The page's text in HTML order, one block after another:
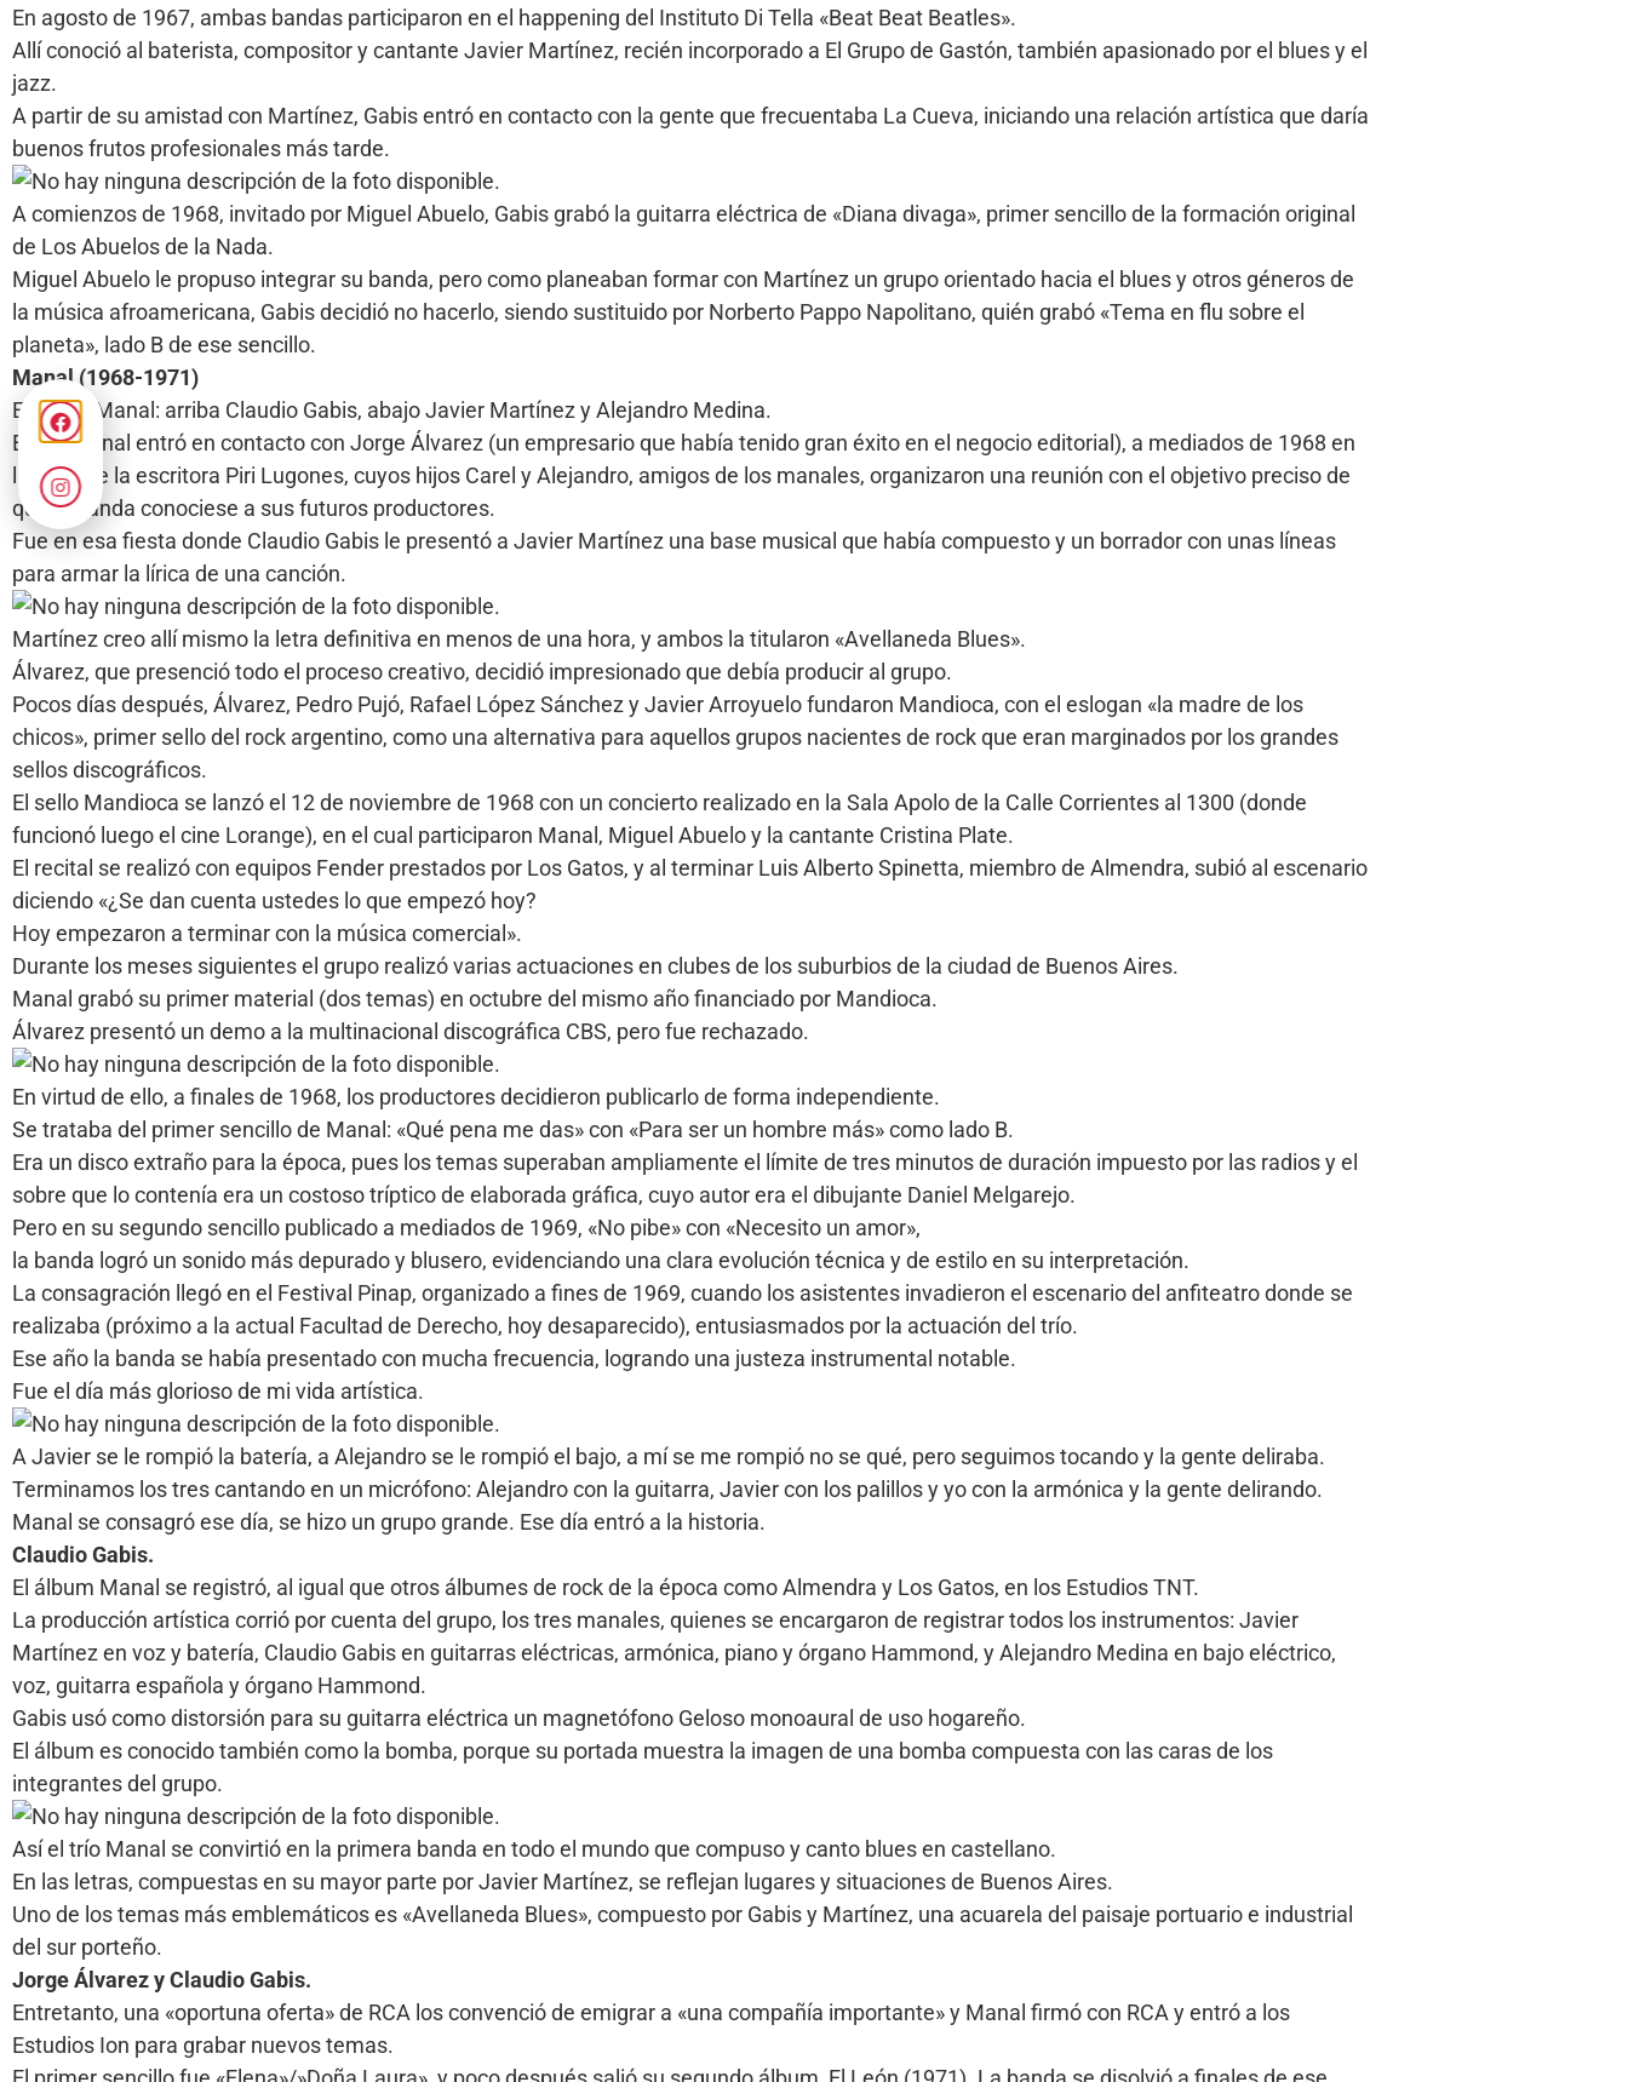
En agosto de 1967, ambas bandas participaron en el happening del Instituto Di Tella «Beat Beat Beatles».
Allí conoció al baterista, compositor y cantante Javier Martínez, recién incorporado a El Grupo de Gastón, también apasionado por el blues y el
jazz.
A partir de su amistad con Martínez, Gabis entró en contacto con la gente que frecuentaba La Cueva, iniciando una relación artística que daría
buenos frutos profesionales más tarde.
A comienzos de 1968, invitado por Miguel Abuelo, Gabis grabó la guitarra eléctrica de «Diana divaga», primer sencillo de la formación original
de Los Abuelos de la Nada.
Miguel Abuelo le propuso integrar su banda, pero como planeaban formar con Martínez un grupo orientado hacia el blues y otros géneros de
la música afroamericana, Gabis decidió no hacerlo, siendo sustituido por Norberto Pappo Napolitano, quién grabó «Tema en flu sobre el
planeta», lado B de ese sencillo.
Manal (1968-1971)
El grupo Manal: arriba Claudio Gabis, abajo Javier Martínez y Alejandro Medina.
El trío Manal entró en contacto con Jorge Álvarez (un empresario que había tenido gran éxito en el negocio editorial), a mediados de 1968 en
la casa de la escritora Piri Lugones, cuyos hijos Carel y Alejandro, amigos de los manales, organizaron una reunión con el objetivo preciso de
que la banda conociese a sus futuros productores.
Fue en esa fiesta donde Claudio Gabis le presentó a Javier Martínez una base musical que había compuesto y un borrador con unas líneas
para armar la lírica de una canción.
Martínez creo allí mismo la letra definitiva en menos de una hora, y ambos la titularon «Avellaneda Blues».
Álvarez, que presenció todo el proceso creativo, decidió impresionado que debía producir al grupo.
Pocos días después, Álvarez, Pedro Pujó, Rafael López Sánchez y Javier Arroyuelo fundaron Mandioca, con el eslogan «la madre de los
chicos», primer sello del rock argentino, como una alternativa para aquellos grupos nacientes de rock que eran marginados por los grandes
sellos discográficos.
El sello Mandioca se lanzó el 12 de noviembre de 1968 con un concierto realizado en la Sala Apolo de la Calle Corrientes al 1300 (donde
funcionó luego el cine Lorange), en el cual participaron Manal, Miguel Abuelo y la cantante Cristina Plate.
El recital se realizó con equipos Fender prestados por Los Gatos, y al terminar Luis Alberto Spinetta, miembro de Almendra, subió al escenario
diciendo «¿Se dan cuenta ustedes lo que empezó hoy?
Hoy empezaron a terminar con la música comercial».
Durante los meses siguientes el grupo realizó varias actuaciones en clubes de los suburbios de la ciudad de Buenos Aires.
Manal grabó su primer material (dos temas) en octubre del mismo año financiado por Mandioca.
Álvarez presentó un demo a la multinacional discográfica CBS, pero fue rechazado.
En virtud de ello, a finales de 1968, los productores decidieron publicarlo de forma independiente.
Se trataba del primer sencillo de Manal: «Qué pena me das» con «Para ser un hombre más» como lado B.
Era un disco extraño para la época, pues los temas superaban ampliamente el límite de tres minutos de duración impuesto por las radios y el
sobre que lo contenía era un costoso tríptico de elaborada gráfica, cuyo autor era el dibujante Daniel Melgarejo.
Pero en su segundo sencillo publicado a mediados de 1969, «No pibe» con «Necesito un amor»,
la banda logró un sonido más depurado y blusero, evidenciando una clara evolución técnica y de estilo en su interpretación.
La consagración llegó en el Festival Pinap, organizado a fines de 1969, cuando los asistentes invadieron el escenario del anfiteatro donde se
realizaba (próximo a la actual Facultad de Derecho, hoy desaparecido), entusiasmados por la actuación del trío.
Ese año la banda se había presentado con mucha frecuencia, logrando una justeza instrumental notable.
Fue el día más glorioso de mi vida artística.
A Javier se le rompió la batería, a Alejandro se le rompió el bajo, a mí se me rompió no se qué, pero seguimos tocando y la gente deliraba.
Terminamos los tres cantando en un micrófono: Alejandro con la guitarra, Javier con los palillos y yo con la armónica y la gente delirando.
Manal se consagró ese día, se hizo un grupo grande. Ese día entró a la historia.
Claudio Gabis.
El álbum Manal se registró, al igual que otros álbumes de rock de la época como Almendra y Los Gatos, en los Estudios TNT.
La producción artística corrió por cuenta del grupo, los tres manales, quienes se encargaron de registrar todos los instrumentos: Javier
Martínez en voz y batería, Claudio Gabis en guitarras eléctricas, armónica, piano y órgano Hammond, y Alejandro Medina en bajo eléctrico,
voz, guitarra española y órgano Hammond.
Gabis usó como distorsión para su guitarra eléctrica un magnetófono Geloso monoaural de uso hogareño.
El álbum es conocido también como la bomba, porque su portada muestra la imagen de una bomba compuesta con las caras de los
integrantes del grupo.
Así el trío Manal se convirtió en la primera banda en todo el mundo que compuso y canto blues en castellano.
En las letras, compuestas en su mayor parte por Javier Martínez, se reflejan lugares y situaciones de Buenos Aires.
Uno de los temas más emblemáticos es «Avellaneda Blues», compuesto por Gabis y Martínez, una acuarela del paisaje portuario e industrial
del sur porteño.
Jorge Álvarez y Claudio Gabis.
Entretanto, una «oportuna oferta» de RCA los convenció de emigrar a «una compañía importante» y Manal firmó con RCA y entró a los
Estudios Ion para grabar nuevos temas.